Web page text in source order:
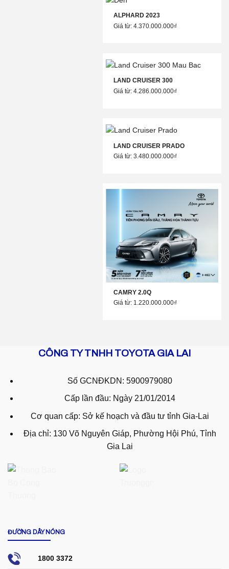
ALPHARD 2023
Giá từ: 4.370.000.000₫
LAND CRUISER 300
Giá từ: 4.286.000.000₫
LAND CRUISER PRADO
Giá từ: 3.480.000.000₫
CAMRY 2.0Q
Giá từ: 1.220.000.000₫
CÔNG TY TNHH TOYOTA GIA LAI
Số GCNĐKDN: 5900979080
Cấp lần đầu: Ngày 21/01/2014
Cơ quan cấp: Sở kế hoạch và đầu tư tỉnh Gia-Lai
Địa chỉ: 130 Võ Nguyên Giáp, Phường Hội Phú, Tỉnh
Gia Lai
ĐƯỜNG DÂY NÓNG
1800 3372